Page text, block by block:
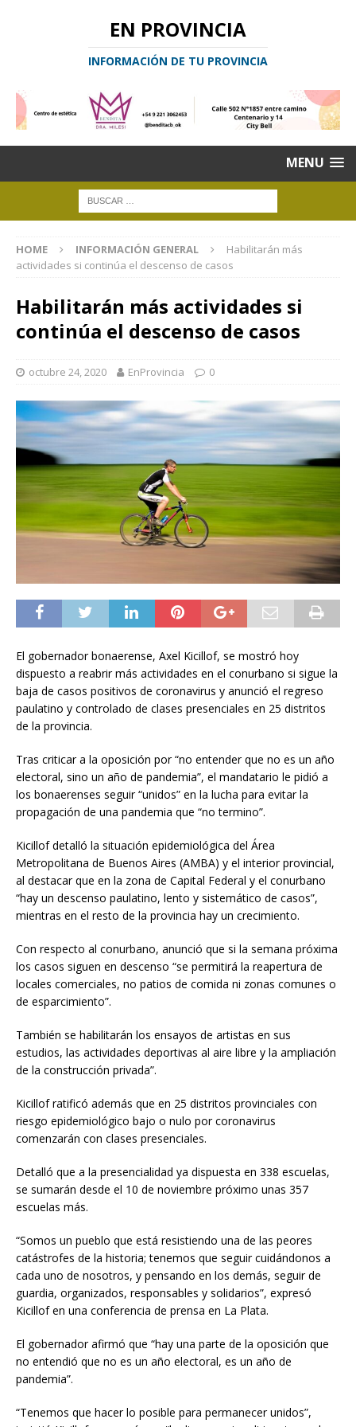
EN PROVINCIA
INFORMACIÓN DE TU PROVINCIA
MENU
HOME INFORMACIÓN GENERAL
Habilitarán más
actividades si continúa el descenso de casos
Habilitarán más actividades si
continúa el descenso de casos
octubre 24, 2020 EnProvincia 0
El gobernador bonaerense, Axel Kicillof, se mostró hoy
dispuesto a reabrir más actividades en el conurbano si sigue la
baja de casos positivos de coronavirus y anunció el regreso
paulatino y controlado de clases presenciales en 25 distritos
de la provincia.
Tras criticar a la oposición por “no entender que no es un año
electoral, sino un año de pandemia”, el mandatario le pidió a
los bonaerenses seguir “unidos” en la lucha para evitar la
propagación de una pandemia que “no termino”.
Kicillof detalló la situación epidemiológica del Área
Metropolitana de Buenos Aires (AMBA) y el interior provincial,
al destacar que en la zona de Capital Federal y el conurbano
“hay un descenso paulatino, lento y sistemático de casos”,
mientras en el resto de la provincia hay un crecimiento.
Con respecto al conurbano, anunció que si la semana próxima
los casos siguen en descenso “se permitirá la reapertura de
locales comerciales, no patios de comida ni zonas comunes o
de esparcimiento”.
También se habilitarán los ensayos de artistas en sus
estudios, las actividades deportivas al aire libre y la ampliación
de la construcción privada”.
Kicillof ratificó además que en 25 distritos provinciales con
riesgo epidemiológico bajo o nulo por coronavirus
comenzarán con clases presenciales.
Detalló que a la presencialidad ya dispuesta en 338 escuelas,
se sumarán desde el 10 de noviembre próximo unas 357
escuelas más.
“Somos un pueblo que está resistiendo una de las peores
catástrofes de la historia; tenemos que seguir cuidándonos a
cada uno de nosotros, y pensando en los demás, seguir de
guardia, organizados, responsables y solidarios”, expresó
Kicillof en una conferencia de prensa en La Plata.
El gobernador afirmó que “hay una parte de la oposición que
no entendió que no es un año electoral, es un año de
pandemia”.
“Tenemos que hacer lo posible para permanecer unidos”,